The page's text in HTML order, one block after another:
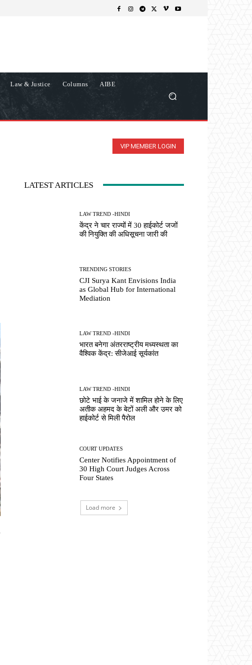
Law & Justice Columns AIBE
VIP MEMBER LOGIN
LATEST ARTICLES
LAW TREND -HINDI
केंद्र ने चार राज्यों में 30 हाईकोर्ट जजों
की नियुक्ति की अधिसूचना जारी की
TRENDING STORIES
CJI Surya Kant Envisions India
as Global Hub for International
Mediation
LAW TREND -HINDI
भारत बनेगा अंतरराष्ट्रीय मध्यस्थता का
वैश्विक केंद्र: सीजेआई सूर्यकांत
LAW TREND -HINDI
छोटे भाई के जनाजे में शामिल होने के लिए
अतीक अहमद के बेटों अली और उमर को
हाईकोर्ट से मिली पैरोल
COURT UPDATES
Center Notifies Appointment of
30 High Court Judges Across
Four States
Load more